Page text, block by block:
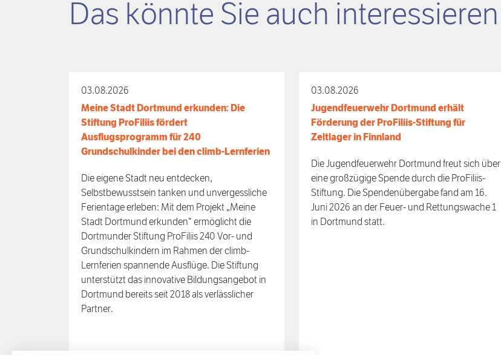
Das könnte Sie auch interessieren
03.08.2026
Meine Stadt Dortmund erkunden: Die
Stiftung ProFiliis fördert
Ausflugsprogramm für 240
Grundschulkinder bei den climb-Lernferien
Die eigene Stadt neu entdecken,
Selbstbewusstsein tanken und unvergessliche
Ferientage erleben: Mit dem Projekt „Meine
Stadt Dortmund erkunden“ ermöglicht die
Dortmunder Stiftung ProFiliis 240 Vor- und
Grundschulkindern im Rahmen der climb-
Lernferien spannende Ausflüge. Die Stiftung
unterstützt das innovative Bildungsangebot in
Dortmund bereits seit 2018 als verlässlicher
Partner.
03.08.2026
Jugendfeuerwehr Dortmund erhält
Förderung der ProFiliis-Stiftung für
Zeltlager in Finnland
Die Jugendfeuerwehr Dortmund freut sich über
eine großzügige Spende durch die ProFiliis-
Stiftung. Die Spendenübergabe fand am 16.
Juni 2026 an der Feuer- und Rettungswache 1
in Dortmund statt.